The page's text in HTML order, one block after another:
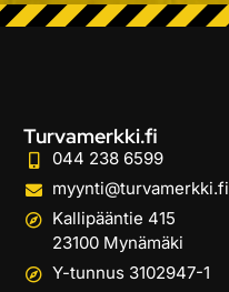
Turvamerkki.fi
044 238 6599
myynti@turvamerkki.fi
Kallipääntie 415
23100 Mynämäki
Y-tunnus 3102947-1